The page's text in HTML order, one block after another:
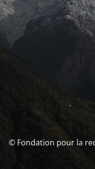
© Fondation pour la